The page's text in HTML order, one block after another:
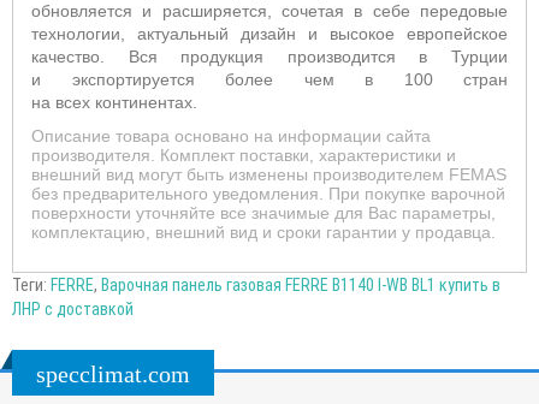
обновляется и расширяется, сочетая в себе передовые
технологии, актуальный дизайн и высокое европейское
качество. Вся продукция производится в Турции
и экспортируется более чем в 100 стран
на всех континентах.
Описание товара основано на информации сайта
производителя. Комплект поставки, характеристики и
внешний вид могут быть изменены производителем FEMAS
без предварительного уведомления. При покупке варочной
поверхности уточняйте все значимые для Вас параметры,
комплектацию, внешний вид и сроки гарантии у продавца.
Теги: FERRE, Варочная панель газовая FERRE B1140 I-WB BL1 купить в
ЛНР с доставкой
specclimat.com